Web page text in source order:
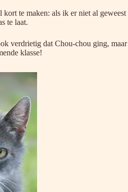
kort te maken: als ik er niet al
te laat.
verdrietig dat Chou-chou ging,
klasse!